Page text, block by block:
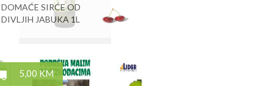
DOMAĆE SIRĆE OD
DIVLJIH JABUKA 1L
5,00 KM